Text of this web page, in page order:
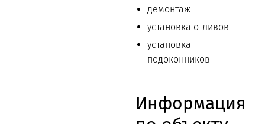
демонтаж
установка отливов
установка
подоконников
Информация